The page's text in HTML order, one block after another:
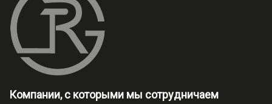
Компании, с которыми мы сотрудничаем